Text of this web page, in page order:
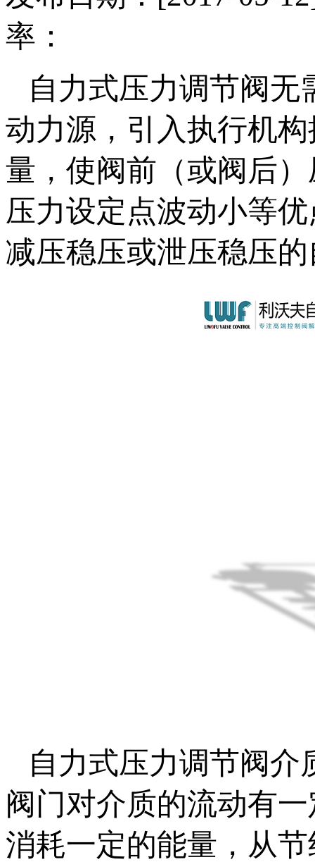
率：
自力式压力调节阀
动力源，引入执行机
量，使阀前（或阀后
压力设定点波动小等
减压稳压或泄压稳压
自力式压力调节阀
阀门对介质的流动有
消耗一定的能量，从